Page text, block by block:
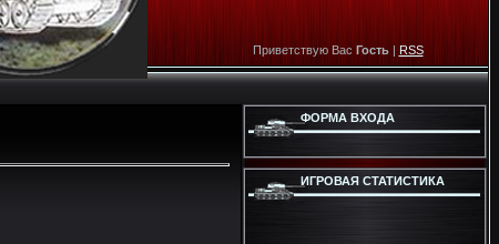
Приветствую Вас Гость| RSS
ФОРМА ВХОДА
ИГРОВАЯ СТАТИСТИКА